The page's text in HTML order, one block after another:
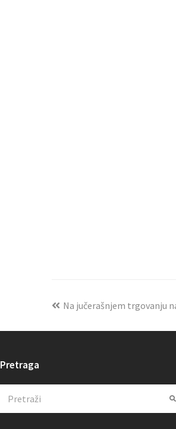
Na jučerašnjem trgovanju
Pretraga